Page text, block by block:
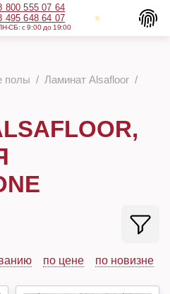
800 555 07 64
495 648 64 07
СБ: с 9:00 до 19:00
полы
Ламинат Alsafloor
по цене по новизне